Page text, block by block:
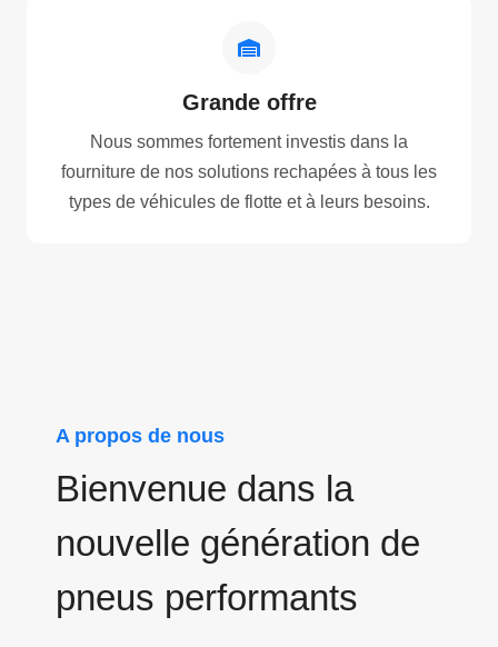
Grande offre
Nous sommes fortement investis dans la
fourniture de nos solutions rechapées à tous les
types de véhicules de flotte et à leurs besoins.
A propos de nous
Bienvenue dans la
nouvelle génération de
pneus performants